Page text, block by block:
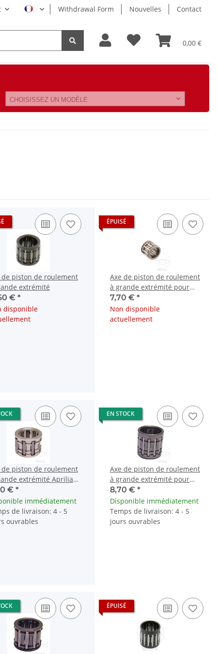
Withdrawal Form Nouvelles Contact
0,00 €
CHOISISSEZ UN MODÈLE
de piston de roulement
extrémité
€ *
disponible
ÉPUISÉ
Axe de piston de roulement
à grande extrémité pour
Adly/Herchee Air Tec 1 SSII
7,70 € *
Non disponible
actuellement
de piston de roulement
extrémité Aprilia
Gilera Piaggio Vespa
€ *
immédiatement
de livraison: 4 - 5
ouvrables
EN STOCK
Axe de piston de roulement
à grande extrémité pour
Aprilia Husaberg Husqvarna
8,70 € *
Disponible immédiatement
Temps de livraison: 4 - 5
jours ouvrables
ÉPUISÉ